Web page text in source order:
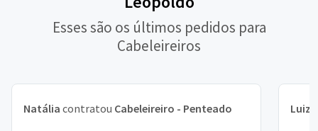
Esses são os últimos pedidos para
Cabeleireiros
Natália contratou Cabeleireiro - Penteado Luiza